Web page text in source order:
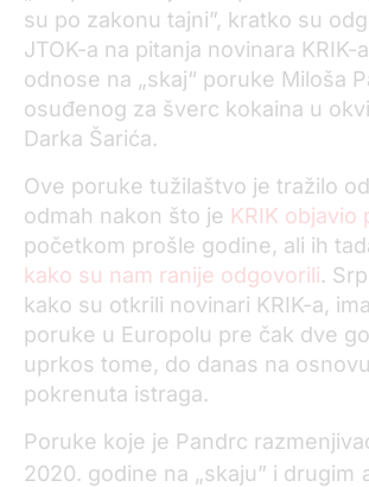
su po zakonu tajni”, kratko su
JTOK-a na pitanja novinara KRIK-
odnose na „skaj“ poruke Miloša
osuđenog za šverc kokaina u
Darka Šarića.
Ove poruke tužilaštvo je tražilo
odmah nakon što je KRIK objavio
početkom prošle godine, ali ih
kako su nam ranije odgovorili.
kako su otkrili novinari KRIK-a,
poruke u Europolu pre čak dve
uprkos tome, do danas na
pokrenuta istraga.
Poruke koje je Pandrc
2020. godine na „skaju” i drugim